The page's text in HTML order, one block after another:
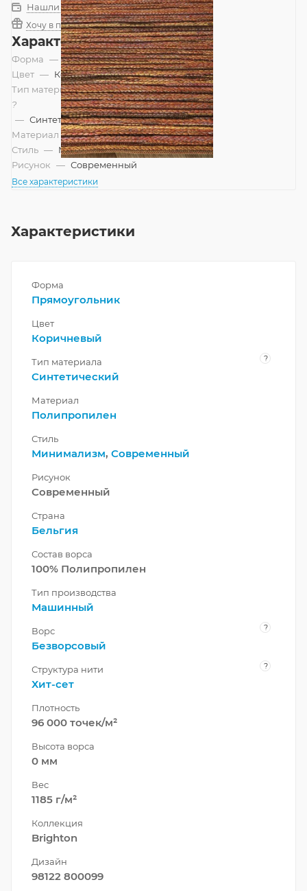
Нашли дешевле?
Хочу в подарок
Характеристики
Форма — Прямоугольник
Цвет — Коричневый
Тип материала
?
— Синтетический
Материал — Полипропилен
Стиль — Минимализм, Современный
Рисунок — Современный
Все характеристики
Характеристики
Форма
Прямоугольник
Цвет
Коричневый
Тип материала ?
Синтетический
Материал
Полипропилен
Стиль
Минимализм, Современный
Рисунок
Современный
Страна
Бельгия
Состав ворса
100% Полипропилен
Тип производства
Машинный
Ворс ?
Безворсовый
Структура нити ?
Хит-сет
Плотность
96 000 точек/м²
Высота ворса
0 мм
Вес
1185 г/м²
Коллекция
Brighton
Дизайн
98122 800099